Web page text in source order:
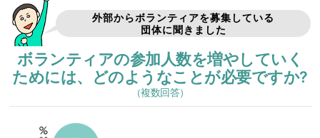
外部からボランティアを募集している
団体に聞きました
ボランティアの参加人数を増やしていく
ためには、
どのようなことが必要ですか?
（複数回答）